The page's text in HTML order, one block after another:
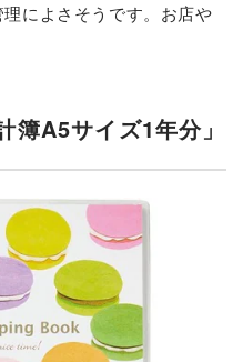
によさそうです。お店や
簿A5サイズ1年分」